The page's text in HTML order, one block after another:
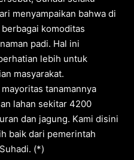
menyampaikan bahwa di
komoditas
padi. Hal ini
lebih untuk
masyarakat.
tanamannya
lahan sekitar 4200
dan jagung. Kami disini
baik dari pemerintah
(*)